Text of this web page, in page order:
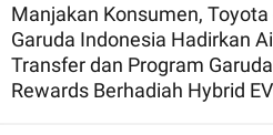
Manjakan Konsumen, Toyota
Garuda Indonesia Hadirkan
Transfer dan Program
Rewards Berhadiah Hybrid EV